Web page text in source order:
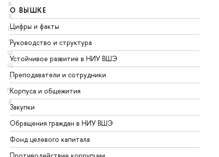
Ф
Х
Ц
Ч
Ш
Щ
Э
Ю
Я
О ВЫШКЕ
Цифры и факты
Руководство и структура
Устойчивое развитие в НИУ ВШЭ
Преподаватели и сотрудники
Корпуса и общежития
Закупки
Обращения граждан в НИУ ВШЭ
Фонд целевого капитала